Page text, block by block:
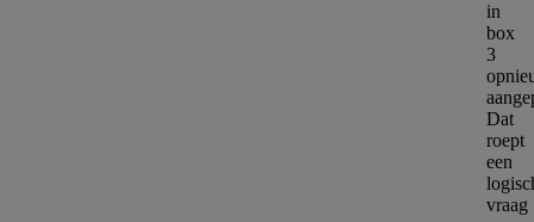
in
box
3
Dat
roept
een
vraag